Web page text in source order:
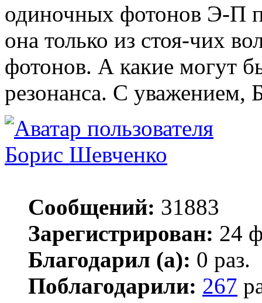
одиночных фотонов Э-П
она только из стоя-чих
фотонов. А какие могут
резонанса. С уважением,
Борис Шевченко
Сообщений: 31883
Зарегистрирован: 24
Благодарил (а): 0 раз.
Поблагодарили: 267